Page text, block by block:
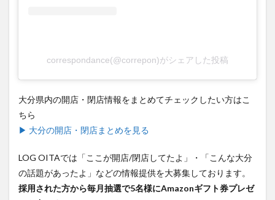
correspondance(@correpon)がシェアした投稿
大分県内の開店・閉店情報をまとめてチェックしたい方はこ
ちら
▶ 大分の開店・閉店まとめを見る
LOG OITAでは「ここが開店/閉店してたよ」・「こんな大分
の話題があったよ」などの情報提供を大募集しております。
採用された方から毎月抽選で5名様にAmazonギフト券プレゼ